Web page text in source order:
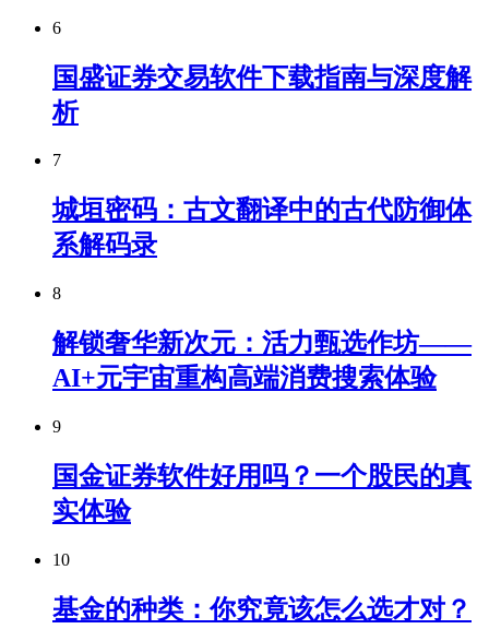
6
国盛证券交易软件下载指南与深度解
析
7
城垣密码：古文翻译中的古代防御体
系解码录
8
解锁奢华新次元：活力甄选作坊——
AI+元宇宙重构高端消费搜索体验
9
国金证券软件好用吗？一个股民的真
实体验
10
基金的种类：你究竟该怎么选才对？